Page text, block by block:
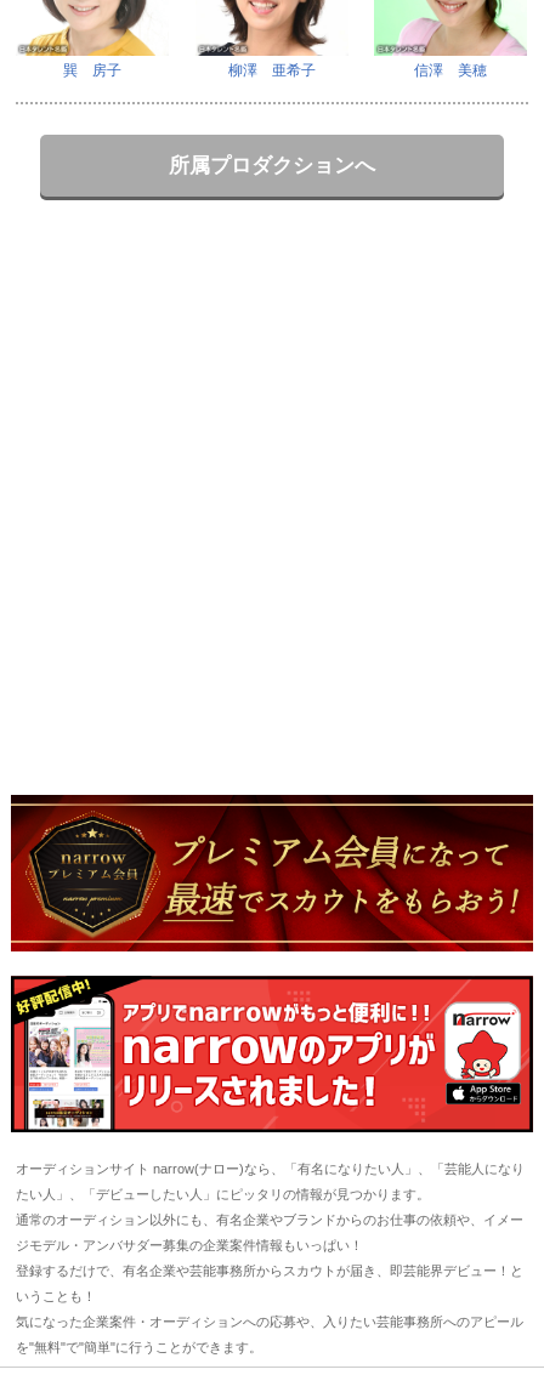
巽 房子 柳澤 亜希子 信澤 美穂
所属プロダクションへ
オーディションサイト narrow(ナロー)なら、「有名になりたい人」、「芸能人になり
たい人」、「デビューしたい人」にピッタリの情報が見つかります。
通常のオーディション以外にも、有名企業やブランドからのお仕事の依頼や、イメー
ジモデル・アンバサダー募集の企業案件情報もいっぱい！
登録するだけで、有名企業や芸能事務所からスカウトが届き、即芸能界デビュー！と
いうことも！
気になった企業案件・オーディションへの応募や、入りたい芸能事務所へのアピール
を"無料"で"簡単"に行うことができます。